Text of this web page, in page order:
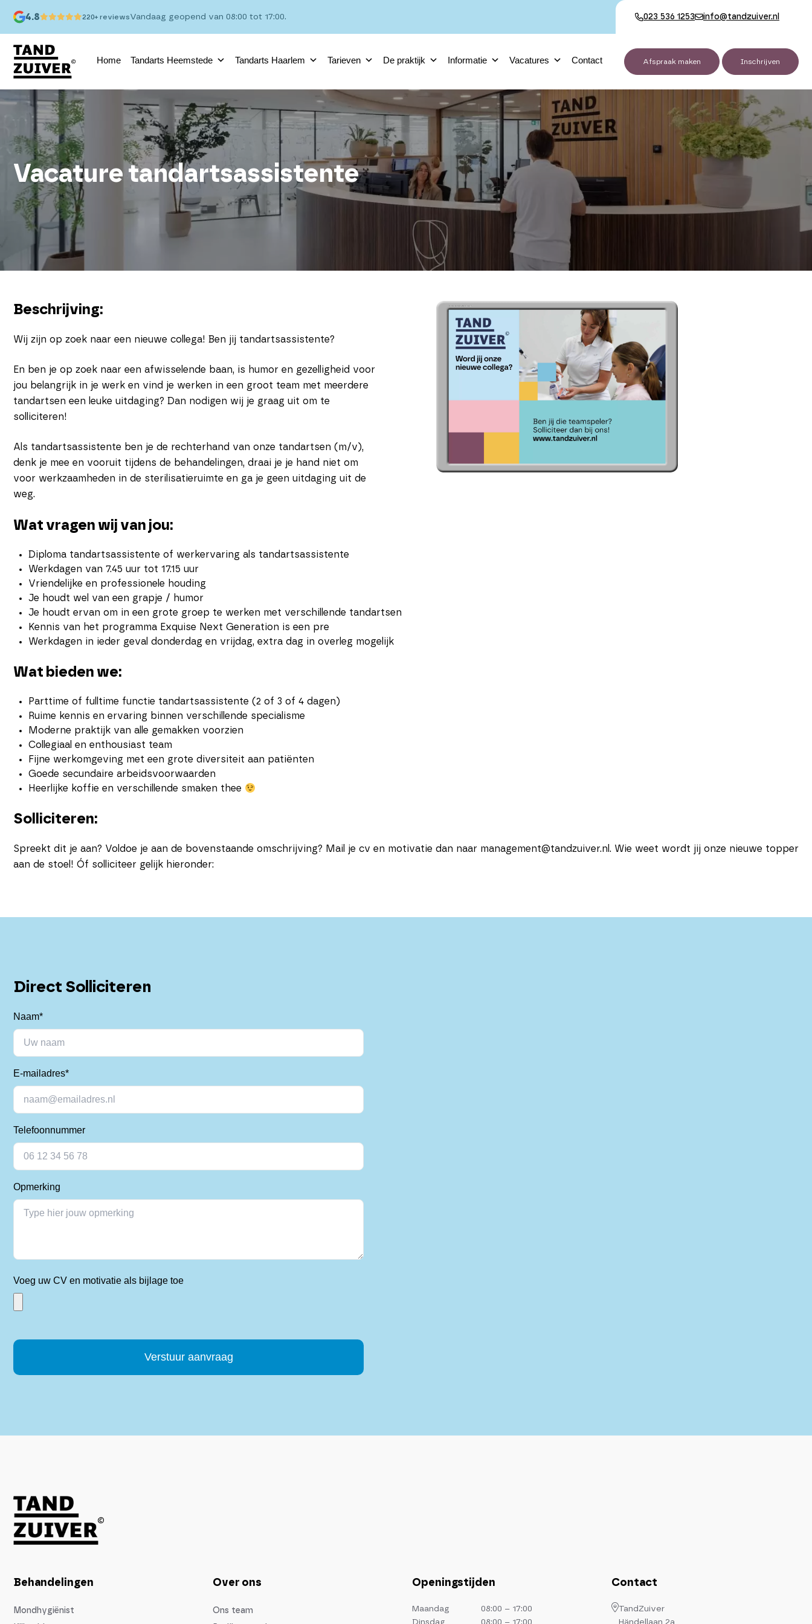
4.8 220+ reviewsVandaag geopend van 08:00 tot 17:00. 023 536 1253 info@tandzuiver.nl
Home Tandarts Heemstede Tandarts Haarlem Tarieven De praktijk Informatie Vacatures Contact Afspraak maken Inschrijven
Vacature tandartsassistente
Beschrijving:
Wij zijn op zoek naar een nieuwe collega! Ben jij tandartsassistente?
En ben je op zoek naar een afwisselende baan, is humor en gezelligheid voor
jou belangrijk in je werk en vind je werken in een groot team met meerdere
tandartsen een leuke uitdaging? Dan nodigen wij je graag uit om te
solliciteren!
Als tandartsassistente ben je de rechterhand van onze tandartsen (m/v),
denk je mee en vooruit tijdens de behandelingen, draai je je hand niet om
voor werkzaamheden in de sterilisatieruimte en ga je geen uitdaging uit de
weg.
Wat vragen wij van jou:
Diploma tandartsassistente of werkervaring als tandartsassistente
Werkdagen van 7.45 uur tot 17.15 uur
Vriendelijke en professionele houding
Je houdt wel van een grapje / humor
Je houdt ervan om in een grote groep te werken met verschillende tandartsen
Kennis van het programma Exquise Next Generation is een pre
Werkdagen in ieder geval donderdag en vrijdag, extra dag in overleg mogelijk
Wat bieden we:
Parttime of fulltime functie tandartsassistente (2 of 3 of 4 dagen)
Ruime kennis en ervaring binnen verschillende specialisme
Moderne praktijk van alle gemakken voorzien
Collegiaal en enthousiast team
Fijne werkomgeving met een grote diversiteit aan patiënten
Goede secundaire arbeidsvoorwaarden
Heerlijke koffie en verschillende smaken thee
Solliciteren:
Spreekt dit je aan? Voldoe je aan de bovenstaande omschrijving? Mail je cv en motivatie dan naar management@tandzuiver.nl. Wie weet wordt jij onze nieuwe topper
aan de stoel! Óf solliciteer gelijk hieronder:
Direct Solliciteren
Naam*
E-mailadres*
Telefoonnummer
Opmerking
Voeg uw CV en motivatie als bijlage toe
Behandelingen
Mondhygiënist
Over ons
Ons team
Openingstijden
Maandag
08:00 – 17:00
Dinsdag
08:00 – 17:00
Contact
TandZuiver
Händellaan 2a